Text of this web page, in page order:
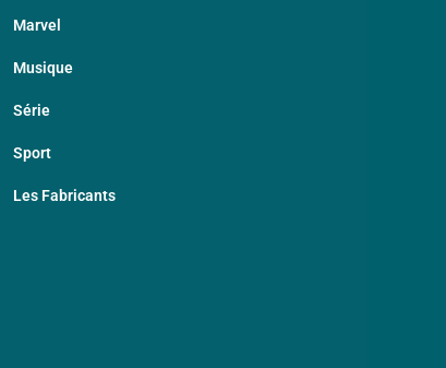
Marvel
Musique
Série
Sport
Les Fabricants